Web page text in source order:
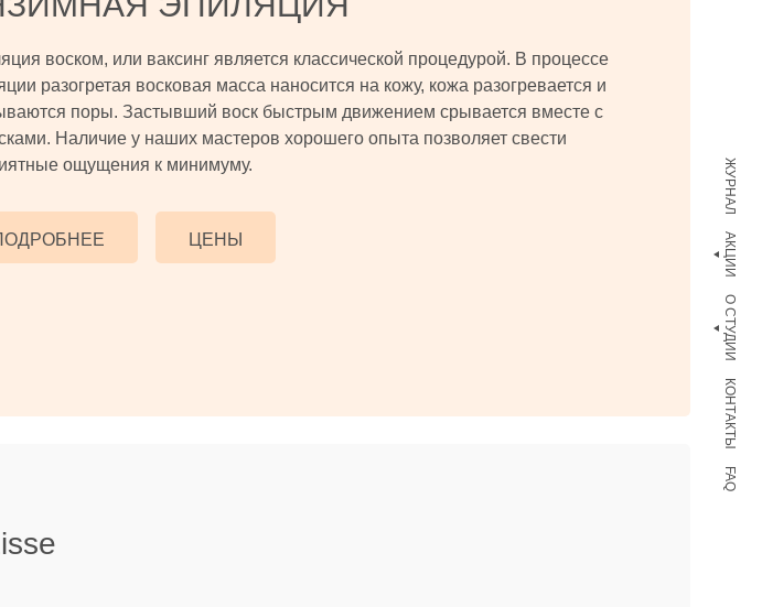
ЖУРНАЛ
АКЦИИ
О СТУДИИ
КОНТАКТЫ
FAQ
воском, или ваксинг является классической процедурой. В процессе
разогретая восковая масса наносится на кожу, кожа разогревается и
поры. Застывший воск быстрым движением срывается вместе с
Наличие у наших мастеров хорошего опыта позволяет свести
ощущения к минимуму.
ЦЕНЫ